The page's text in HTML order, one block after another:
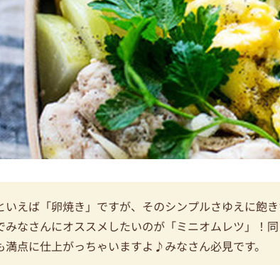
いえば「卵焼き」ですが、そのシンプルさゆえに飽
みなさんにオススメしたいのが「ミニオムレツ」！
満点に仕上がっちゃいますよ♪みなさん必見です。